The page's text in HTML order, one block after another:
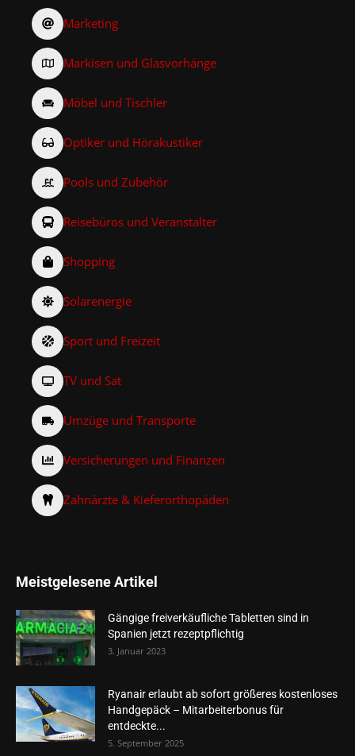
Marketing
Markisen und Glasvorhänge
Möbel und Tischler
Optiker und Hörakustiker
Pools und Zubehör
Reisebüros und Veranstalter
Shopping
Solarenergie
Sport und Freizeit
TV und Sat
Umzüge und Transporte
Versicherungen und Finanzen
Zahnärzte & Kieferorthopäden
Meistgelesene Artikel
Gängige freiverkäufliche Tabletten sind in
Spanien jetzt rezeptpflichtig
3. Januar 2023
Ryanair erlaubt ab sofort größeres kostenloses
Handgepäck – Mitarbeiterbonus für
entdeckte...
5. September 2025